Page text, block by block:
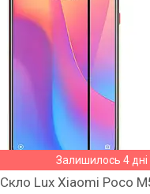
Залишилось 4 дні
Скло Lux Xiaomi Poco